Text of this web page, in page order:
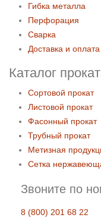
Гибка металла
Перфорация
Сварка
Доставка и оплата
Каталог
Сортовой прокат
Листовой прокат
Фасонный прокат
Трубный прокат
Метизная
Сетка
Звоните по
8 (800) 201 68 22